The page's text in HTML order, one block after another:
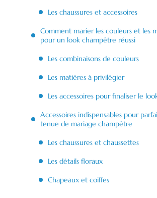
Les chaussures et accessoires
Comment marier les couleurs et les
pour un look champêtre réussi
Les combinaisons de couleurs
Les matières à privilégier
Les accessoires pour finaliser le
Accessoires indispensables pour
tenue de mariage champêtre
Les chaussures et chaussettes
Les détails floraux
Chapeaux et coiffes